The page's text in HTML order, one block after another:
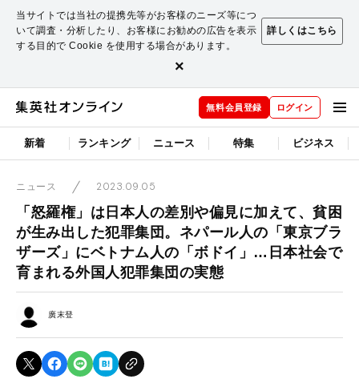
当サイトでは当社の提携先等がお客様のニーズ等につ
いて調査・分析したり、お客様にお勧めの広告を表示
する目的で Cookie を使用する場合があります。
詳しくはこちら
×
無料会員登録 ログイン
新着 ランキング ニュース 特集 ビジネス
ニュース 2023.09.05
「怒羅権」は日本人の差別や偏見に加えて、貧困
が生み出した犯罪集団。ネパール人の「東京ブラ
ザーズ」にベトナム人の「ボドイ」…日本社会で
育まれる外国人犯罪集団の実態
廣末登